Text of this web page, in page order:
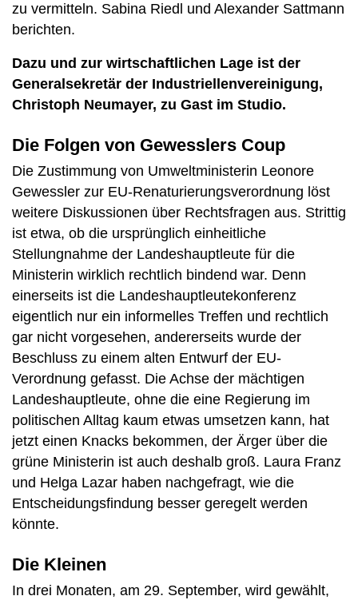
zu vermitteln. Sabina Riedl und Alexander Sattmann
berichten.
Dazu und zur wirtschaftlichen Lage ist der
Generalsekretär der Industriellenvereinigung,
Christoph Neumayer, zu Gast im Studio.
Die Folgen von Gewesslers Coup
Die Zustimmung von Umweltministerin Leonore
Gewessler zur EU-Renaturierungsverordnung löst
weitere Diskussionen über Rechtsfragen aus. Strittig
ist etwa, ob die ursprünglich einheitliche
Stellungnahme der Landeshauptleute für die
Ministerin wirklich rechtlich bindend war. Denn
einerseits ist die Landeshauptleutekonferenz
eigentlich nur ein informelles Treffen und rechtlich
gar nicht vorgesehen, andererseits wurde der
Beschluss zu einem alten Entwurf der EU-
Verordnung gefasst. Die Achse der mächtigen
Landeshauptleute, ohne die eine Regierung im
politischen Alltag kaum etwas umsetzen kann, hat
jetzt einen Knacks bekommen, der Ärger über die
grüne Ministerin ist auch deshalb groß. Laura Franz
und Helga Lazar haben nachgefragt, wie die
Entscheidungsfindung besser geregelt werden
könnte.
Die Kleinen
In drei Monaten, am 29. September, wird gewählt,